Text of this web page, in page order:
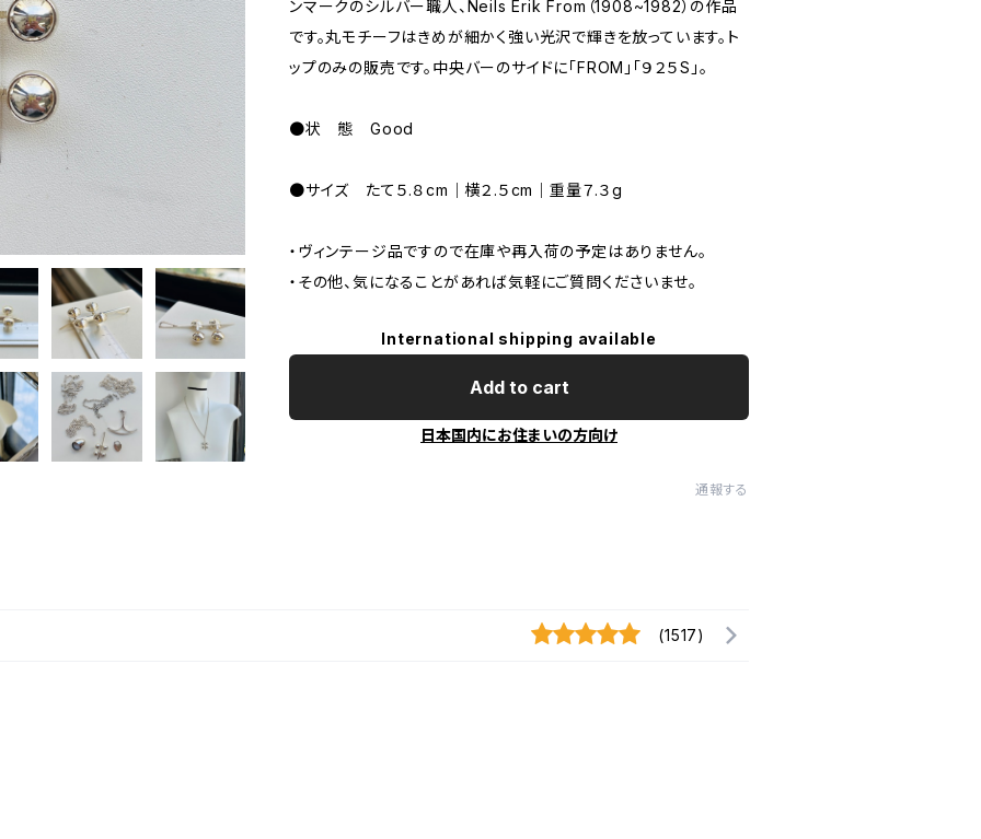
ンマークのシルバー職人、Neils Erik From（1908~1982）の作品
です。丸モチーフはきめが細かく強い光沢で輝きを放っています。ト
ップのみの販売です。中央バーのサイドに「FROM」「９２５S」。
●状 態 Good
●サイズ たて５.８cm｜横２.５cm｜重量７.３g
・ヴィンテージ品ですので在庫や再入荷の予定はありません。
・その他、気になることがあれば気軽にご質問くださいませ。
International shipping available
Add to cart
日本国内にお住まいの方向け
通報する
(1517)